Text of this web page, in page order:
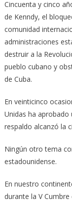
Cincuenta y cinco
de Kenndy, el
comunidad
administraciones
destruir a la
pueblo cubano y
de Cuba.
En veinticinco
Unidas ha
respaldo alcanzó la
Ningún otro tema
estadounidense.
En nuestro
durante la V